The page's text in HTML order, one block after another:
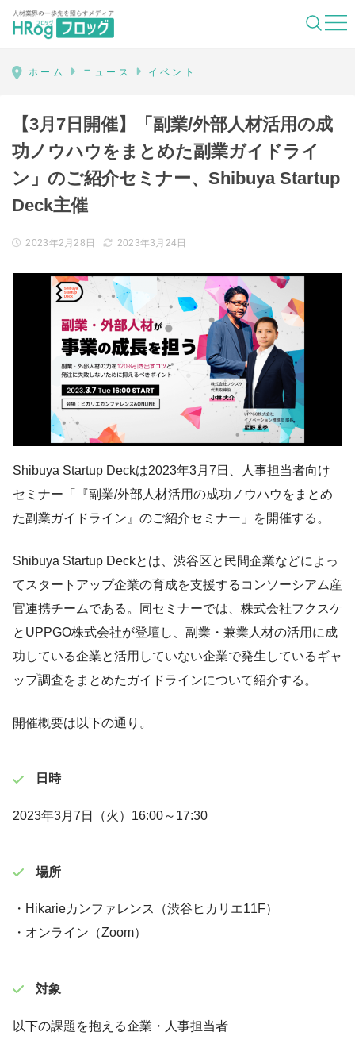
HRog | 人材業界の一歩先を照らすメディ
ホーム ニュース イベント
【3月7日開催】「副業/外部人材活用の成
功ノウハウをまとめた副業ガイドライ
ン」のご紹介セミナー、Shibuya Startup
Deck主催
2023年2月28日 2023年3月24日
Shibuya Startup Deckは2023年3月7日、人事担当者向け
セミナー「『副業/外部人材活用の成功ノウハウをまとめ
た副業ガイドライン』のご紹介セミナー」を開催する。
Shibuya Startup Deckとは、渋谷区と民間企業などによっ
てスタートアップ企業の育成を支援するコンソーシアム産
官連携チームである。同セミナーでは、株式会社フクスケ
とUPPGO株式会社が登壇し、副業・兼業人材の活用に成
功している企業と活用していない企業で発生しているギャ
ップ調査をまとめたガイドラインについて紹介する。
開催概要は以下の通り。
日時
2023年3月7日（火）16:00～17:30
場所
・Hikarieカンファレンス（渋谷ヒカリエ11F）
・オンライン（Zoom）
対象
以下の課題を抱える企業・人事担当者